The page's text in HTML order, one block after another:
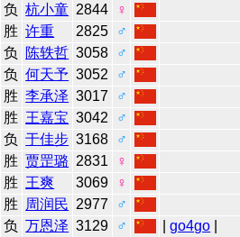
负 杭小童 2844
♀
胜 许重 2825
♂
负 陈轶哲 3058
♂
负 何天予 3052
♂
胜 李承泽 3017
♂
胜 王嘉宝 3042
♂
负 于佳步 3168
♂
胜 贾罡璐 2831
♀
胜 王爽 3069
♀
胜 周润民 2977
♂
负 万恩泽 3129 ♂ |go4go